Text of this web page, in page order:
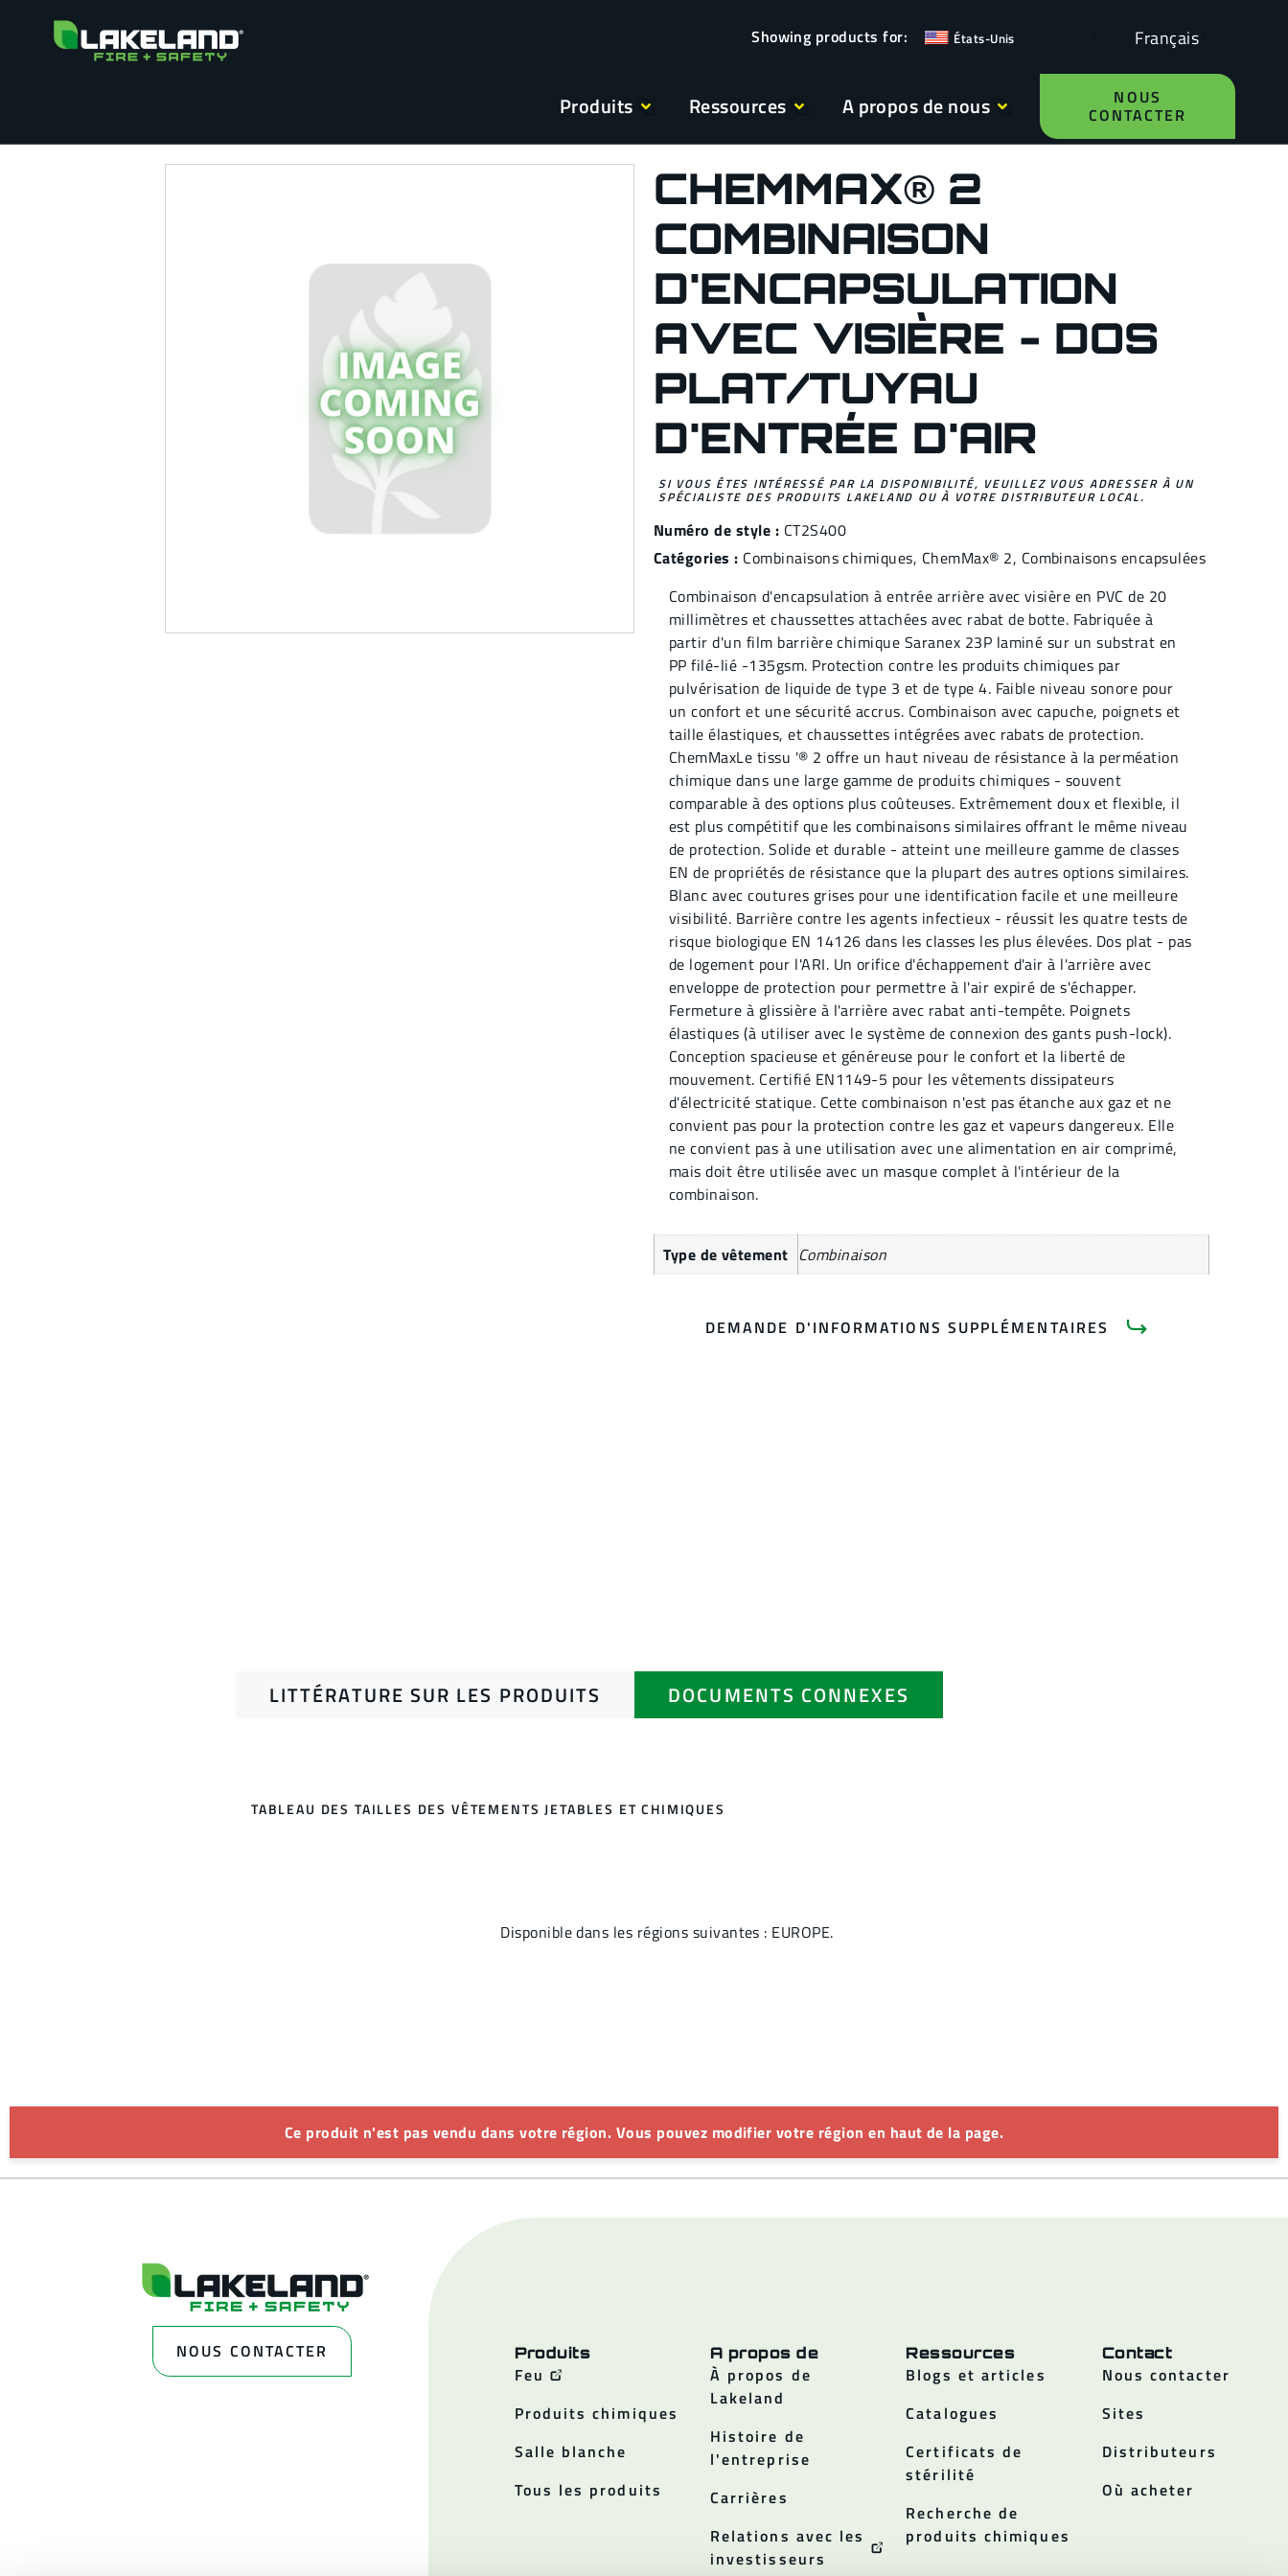
États-Unis Français
Produits Ressources A propos de nous NOUS
CONTACTER
CHEMMAX® 2
COMBINAISON
D'ENCAPSULATION
AVEC VISIÈRE - DOS
PLAT/TUYAU
D'ENTRÉE D'AIR
SI VOUS ÊTES INTÉRESSÉ PAR LA DISPONIBILITÉ, VEUILLEZ VOUS ADRESSER À UN
SPÉCIALISTE DES PRODUITS LAKELAND OU À VOTRE DISTRIBUTEUR LOCAL.
Numéro de style : CT2S400
Catégories : Combinaisons chimiques, ChemMax® 2, Combinaisons encapsulées
Combinaison d'encapsulation à entrée arrière avec visière en PVC de 20
millimètres et chaussettes attachées avec rabat de botte. Fabriquée à
partir d'un film barrière chimique Saranex 23P laminé sur un substrat en
PP filé-lié -135gsm. Protection contre les produits chimiques par
pulvérisation de liquide de type 3 et de type 4. Faible niveau sonore pour
un confort et une sécurité accrus. Combinaison avec capuche, poignets et
taille élastiques, et chaussettes intégrées avec rabats de protection.
ChemMaxLe tissu '® 2 offre un haut niveau de résistance à la perméation
chimique dans une large gamme de produits chimiques - souvent
comparable à des options plus coûteuses. Extrêmement doux et flexible, il
est plus compétitif que les combinaisons similaires offrant le même niveau
de protection. Solide et durable - atteint une meilleure gamme de classes
EN de propriétés de résistance que la plupart des autres options similaires.
Blanc avec coutures grises pour une identification facile et une meilleure
visibilité. Barrière contre les agents infectieux - réussit les quatre tests de
risque biologique EN 14126 dans les classes les plus élevées. Dos plat - pas
de logement pour l'ARI. Un orifice d'échappement d'air à l'arrière avec
enveloppe de protection pour permettre à l'air expiré de s'échapper.
Fermeture à glissière à l'arrière avec rabat anti-tempête. Poignets
élastiques (à utiliser avec le système de connexion des gants push-lock).
Conception spacieuse et généreuse pour le confort et la liberté de
mouvement. Certifié EN1149-5 pour les vêtements dissipateurs
d'électricité statique. Cette combinaison n'est pas étanche aux gaz et ne
convient pas pour la protection contre les gaz et vapeurs dangereux. Elle
ne convient pas à une utilisation avec une alimentation en air comprimé,
mais doit être utilisée avec un masque complet à l'intérieur de la
combinaison.
Type de vêtement Combinaison
DEMANDE D'INFORMATIONS SUPPLÉMENTAIRES
LITTÉRATURE SUR LES PRODUITS DOCUMENTS CONNEXES
TABLEAU DES TAILLES DES VÊTEMENTS JETABLES ET CHIMIQUES
Disponible dans les régions suivantes : EUROPE.
Ce produit n'est pas vendu dans votre région. Vous pouvez modifier votre région en haut de la page.
NOUS CONTACTER Produits
Feu
Produits chimiques
Salle blanche
Tous les produits
A propos de
À propos de
Lakeland
Histoire de
l'entreprise
Carrières
Relations avec les
investisseurs
Ressources
Blogs et articles
Catalogues
Certificats de
stérilité
Recherche de
produits chimiques
Contact
Nous contacter
Sites
Distributeurs
Où acheter